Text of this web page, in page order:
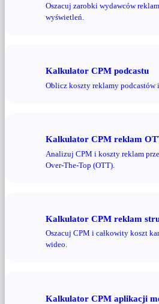
Oszacuj zarobki wydawców
wyświetleń.
Kalkulator CPM podcastu
Oblicz koszty reklamy podcastów
Kalkulator CPM reklam
Analizuj CPM i koszty reklam
Over-The-Top (OTT).
Kalkulator CPM reklam
Oszacuj CPM i całkowity koszt
wideo.
Kalkulator CPM aplikacji